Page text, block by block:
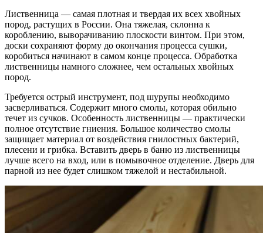
Лиственница — самая плотная и твердая их всех хвойных
пород, растущих в России. Она тяжелая, склонна к
короблению, выворачиванию плоскости винтом. При этом,
доски сохраняют форму до окончания процесса сушки,
коробиться начинают в самом конце процесса. Обработка
лиственницы намного сложнее, чем остальных хвойных
пород.
Требуется острый инструмент, под шурупы необходимо
засверливаться. Содержит много смолы, которая обильно
течет из сучков. Особенность лиственницы — практически
полное отсутствие гниения. Большое количество смолы
защищает материал от воздействия гнилостных бактерий,
плесени и грибка. Вставить дверь в баню из лиственницы
лучше всего на вход, или в помывочное отделение. Дверь для
парной из нее будет слишком тяжелой и нестабильной.